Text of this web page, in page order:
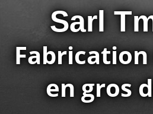
Sarl
en gros